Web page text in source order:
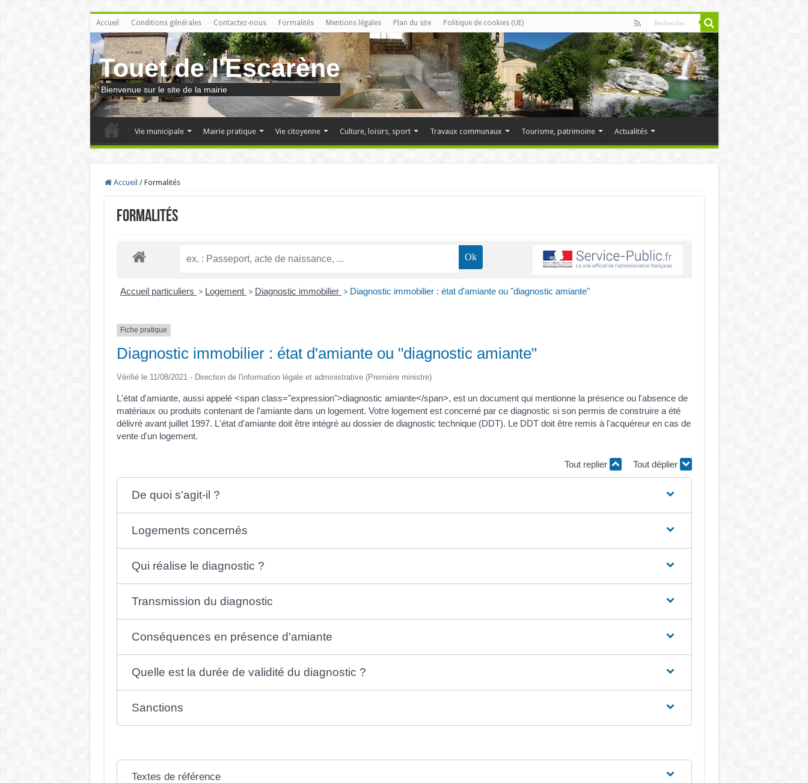
Accueil Conditions générales Contactez-nous Formalités Mentions légales Plan du site Politique de cookies (UE)
Touet de l'Escarène
Bienvenue sur le site de la mairie
Vie municipale Mairie pratique Vie citoyenne Culture, loisirs, sport Travaux communaux Tourisme, patrimoine Actualités
Accueil / Formalités
Formalités
Accueil particuliers > Logement > Diagnostic immobilier > Diagnostic immobilier : état d'amiante ou "diagnostic amiante"
Fiche pratique
Diagnostic immobilier : état d'amiante ou "diagnostic amiante"
Vérifié le 11/08/2021 - Direction de l'information légale et administrative (Première ministre)
L'état d'amiante, aussi appelé <span class="expression">diagnostic amiante</span>, est un document qui mentionne la présence ou l'absence de
matériaux ou produits contenant de l'amiante dans un logement. Votre logement est concerné par ce diagnostic si son permis de construire a été
délivré avant juillet 1997. L'état d'amiante doit être intégré au dossier de diagnostic technique (DDT). Le DDT doit être remis à l'acquéreur en cas de
vente d'un logement.
Tout replier Tout déplier
De quoi s'agit-il ?
Logements concernés
Qui réalise le diagnostic ?
Transmission du diagnostic
Conséquences en présence d'amiante
Quelle est la durée de validité du diagnostic ?
Sanctions
Textes de référence